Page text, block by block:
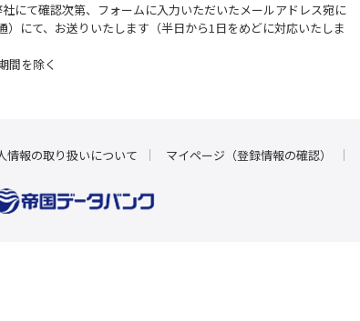
にて確認次第、フォームに入力いただいたメールアドレス宛に
）にて、お送りいたします（半日から1日をめどに対応いたしま
間を除く
情報の取り扱いについて マイページ（登録情報の確認）